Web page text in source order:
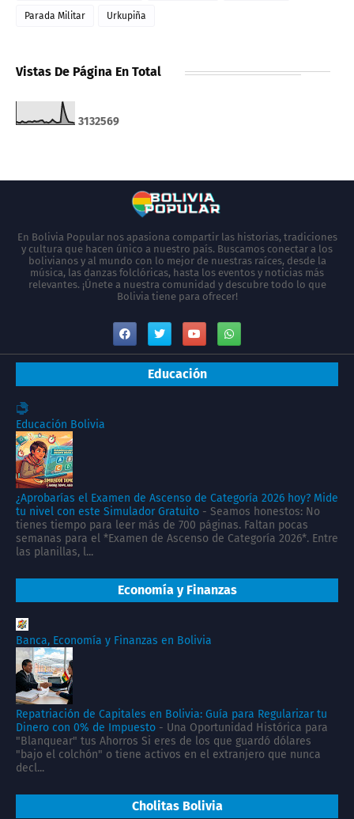
Parada Militar Urkupiña
Vistas De Página En Total
3132569
En Bolivia Popular nos apasiona compartir las historias, tradiciones
y cultura que hacen único a nuestro país. Buscamos conectar a los
bolivianos y al mundo con lo mejor de nuestras raíces, desde la
música, las danzas folclóricas, hasta los eventos y noticias más
relevantes. ¡Únete a nuestra comunidad y descubre todo lo que
Bolivia tiene para ofrecer!
Educación
Educación Bolivia
¿Aprobarías el Examen de Ascenso de Categoría 2026 hoy? Mide
tu nivel con este Simulador Gratuito - Seamos honestos: No
tienes tiempo para leer más de 700 páginas. Faltan pocas
semanas para el *Examen de Ascenso de Categoría 2026*. Entre
las planillas, l...
Economía y Finanzas
Banca, Economía y Finanzas en Bolivia
Repatriación de Capitales en Bolivia: Guía para Regularizar tu
Dinero con 0% de Impuesto - Una Oportunidad Histórica para
"Blanquear" tus Ahorros Si eres de los que guardó dólares
"bajo el colchón" o tiene activos en el extranjero que nunca
decl...
Cholitas Bolivia